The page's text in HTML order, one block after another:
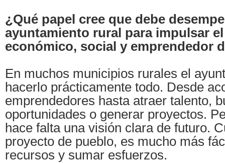
¿Qué papel cree que debe
ayuntamiento rural para impulsar
económico, social y emprendedor
En muchos municipios rurales el
hacerlo prácticamente todo. Desde
emprendedores hasta atraer talento,
oportunidades o generar proyectos.
hace falta una visión clara de futuro.
proyecto de pueblo, es mucho más
recursos y sumar esfuerzos.